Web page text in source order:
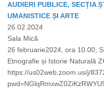
AUDIERI PUBLICE, SECȚIA
UMANISTICE ȘI ARTE
26.02.2024
Sala Mică
26 februarie2024, ora 10.00,
Etnografie și Istorie Naturală
https://us02web.zoom.us/j/